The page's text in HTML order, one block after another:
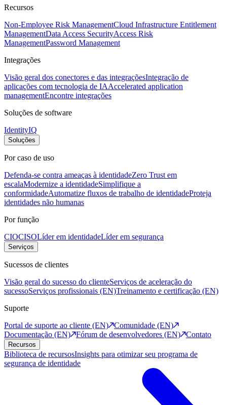
Recursos
Non-Employee Risk ManagementCloud Infrastructure Entitlement
ManagementData Access SecurityAccess Risk
ManagementPassword Management
Integrações
Visão geral dos conectores e das integraçõesIntegração de
aplicações com tecnologia de IAAccelerated application
managementEncontre integrações
Soluções de software
IdentityIQ
Soluções
Por caso de uso
Defenda-se contra ameaças à identidadeZero Trust em
escalaModernize a identidadeSimplifique a
conformidadeAutomatize fluxos de trabalho de identidadeProteja
identidades não humanas
Por função
CIOCISOLíder em identidadeLíder em segurança
Serviços
Sucessos de clientes
Visão geral do sucesso do clienteServiços de aceleração do
sucessoServiços profissionais (EN)Treinamento e certificação (EN)
Suporte
Portal de suporte ao cliente (EN)
Comunidade (EN)
Documentação (EN)
Fórum de desenvolvedores (EN) Contato
Recursos
Biblioteca de recursosInsights para otimizar seu programa de
segurança de identidade